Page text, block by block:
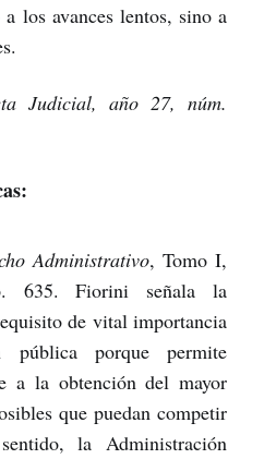
los avances lentos, sino a
Judicial, año 27, núm.
Administrativo, Tomo I,
635. Fiorini señala la
de vital importancia
pública porque permite
a la obtención del mayor
que puedan competir
la Administración